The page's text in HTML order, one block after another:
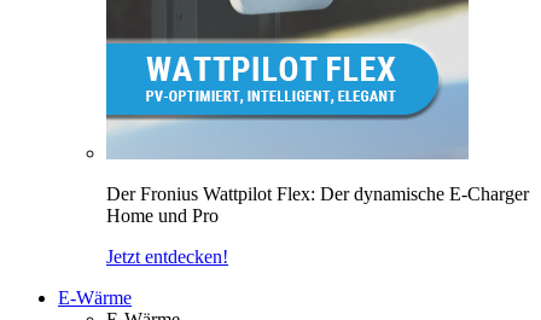
Der Fronius Wattpilot Flex: Der dynamische E-Charger
Home und Pro
Jetzt entdecken!
E-Wärme